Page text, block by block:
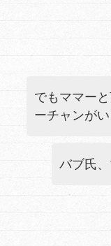
でもママー
ーチャンがい
バブ氏